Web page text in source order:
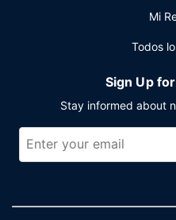
Mi
Todos
Sign Up
Stay informed about